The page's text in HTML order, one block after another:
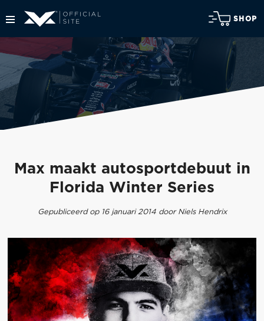
SHOP
Max maakt autosportdebuut in
Florida Winter Series
Gepubliceerd op 16 januari 2014 door Niels Hendrix